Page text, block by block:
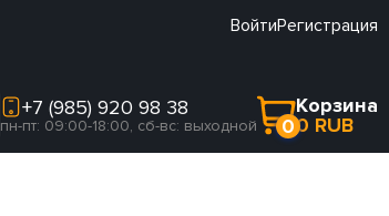
ВойтиРегистрация
+7 (985) 920 98 38
пн-пт: 09:00-18:00, сб-вс: выходной 0
Корзина
0 RUB